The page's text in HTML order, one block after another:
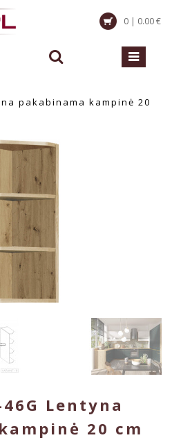
0 | 0.00 €
pakabinama kampinė 20
Lentyna
20 cm